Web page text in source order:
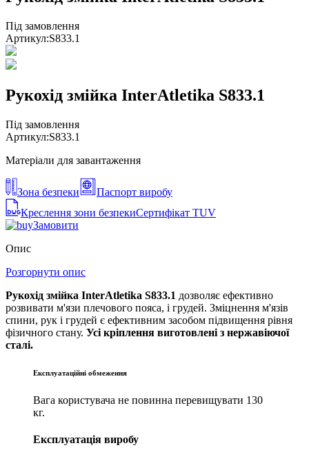
Під замовлення
Артикул:S833.1
Рукохід змійка InterAtletika S833.1
Під замовлення
Артикул:S833.1
Матеріали для завантаження
Зона безпеки
Паспорт виробу
Креслення зони безпекиСертифікат TUV
Замовити
Опис
Розгорнути опис
Рукохід змійка InterAtletika S833.1 дозволяє ефективно
розвивати м'язи плечового пояса, і грудей. Зміцнення м'язів
спини, рук і грудей є ефективним засобом підвищення рівня
фізичного стану. Усі кріплення виготовлені з нержавіючої
сталі.
Експлуатаційні обмеження
Вага користувача не повинна перевищувати 130
кг.
Експлуатація виробу